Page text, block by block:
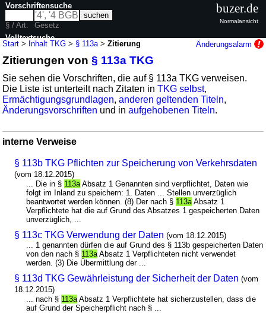
Start > Inhalt TKG > § 113a >Zitierung Änderungsalarm
Zitierungen von§ 113a TKG
Sie sehen die Vorschriften, die auf § 113a TKG verweisen.
Die Liste ist unterteilt nach Zitaten inTKG selbst,
Ermächtigungsgrundlagen,anderen geltenden Titeln,
Änderungsvorschriften und inaufgehobenen Titeln.
interne Verweise
§ 113b TKG Pflichten zur Speicherung von Verkehrsdaten
(vom 18.12.2015)
... Die in § 113a Absatz 1 Genannten sind verpflichtet, Daten wie
folgt im Inland zu speichern: 1. Daten ... Stellen unverzüglich
beantwortet werden können. (8) Der nach § 113a Absatz 1
Verpflichtete hat die auf Grund des Absatzes 1 gespeicherten Daten
unverzüglich, ...
§ 113c TKG Verwendung der Daten (vom 18.12.2015)
... 1 genannten dürfen die auf Grund des § 113b gespeicherten Daten
von den nach § 113a Absatz 1 Verpflichteten nicht verwendet
werden. (3) Die Übermittlung der ...
§ 113d TKG Gewährleistung der Sicherheit der Daten (vom
18.12.2015)
... nach § 113a Absatz 1 Verpflichtete hat sicherzustellen, dass die
auf Grund der Speicherpflicht nach § ...
Vorschriftensuche
§ / Art.
Gesetz
Volltextsuche
nur in TKG
buzer.de
Normalansicht